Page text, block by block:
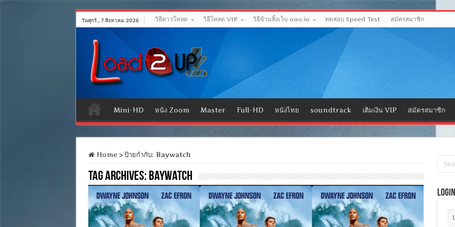
วันศุกร์ , 7 สิงหาคม 2026 วิธีดาวโหลด วิธีโหลด VIP วิธีข้ามลิ้งเว็บ ouo.io ทดสอบ Speed Test สมัครสมาชิก
Mini-HD หนัง Zoom Master Full-HD หนังไทย soundtrack เติมเงิน VIP สมัครสมาชิก
Home > ป้ายกำกับ: Baywatch
Tag Archives: Baywatch
Login